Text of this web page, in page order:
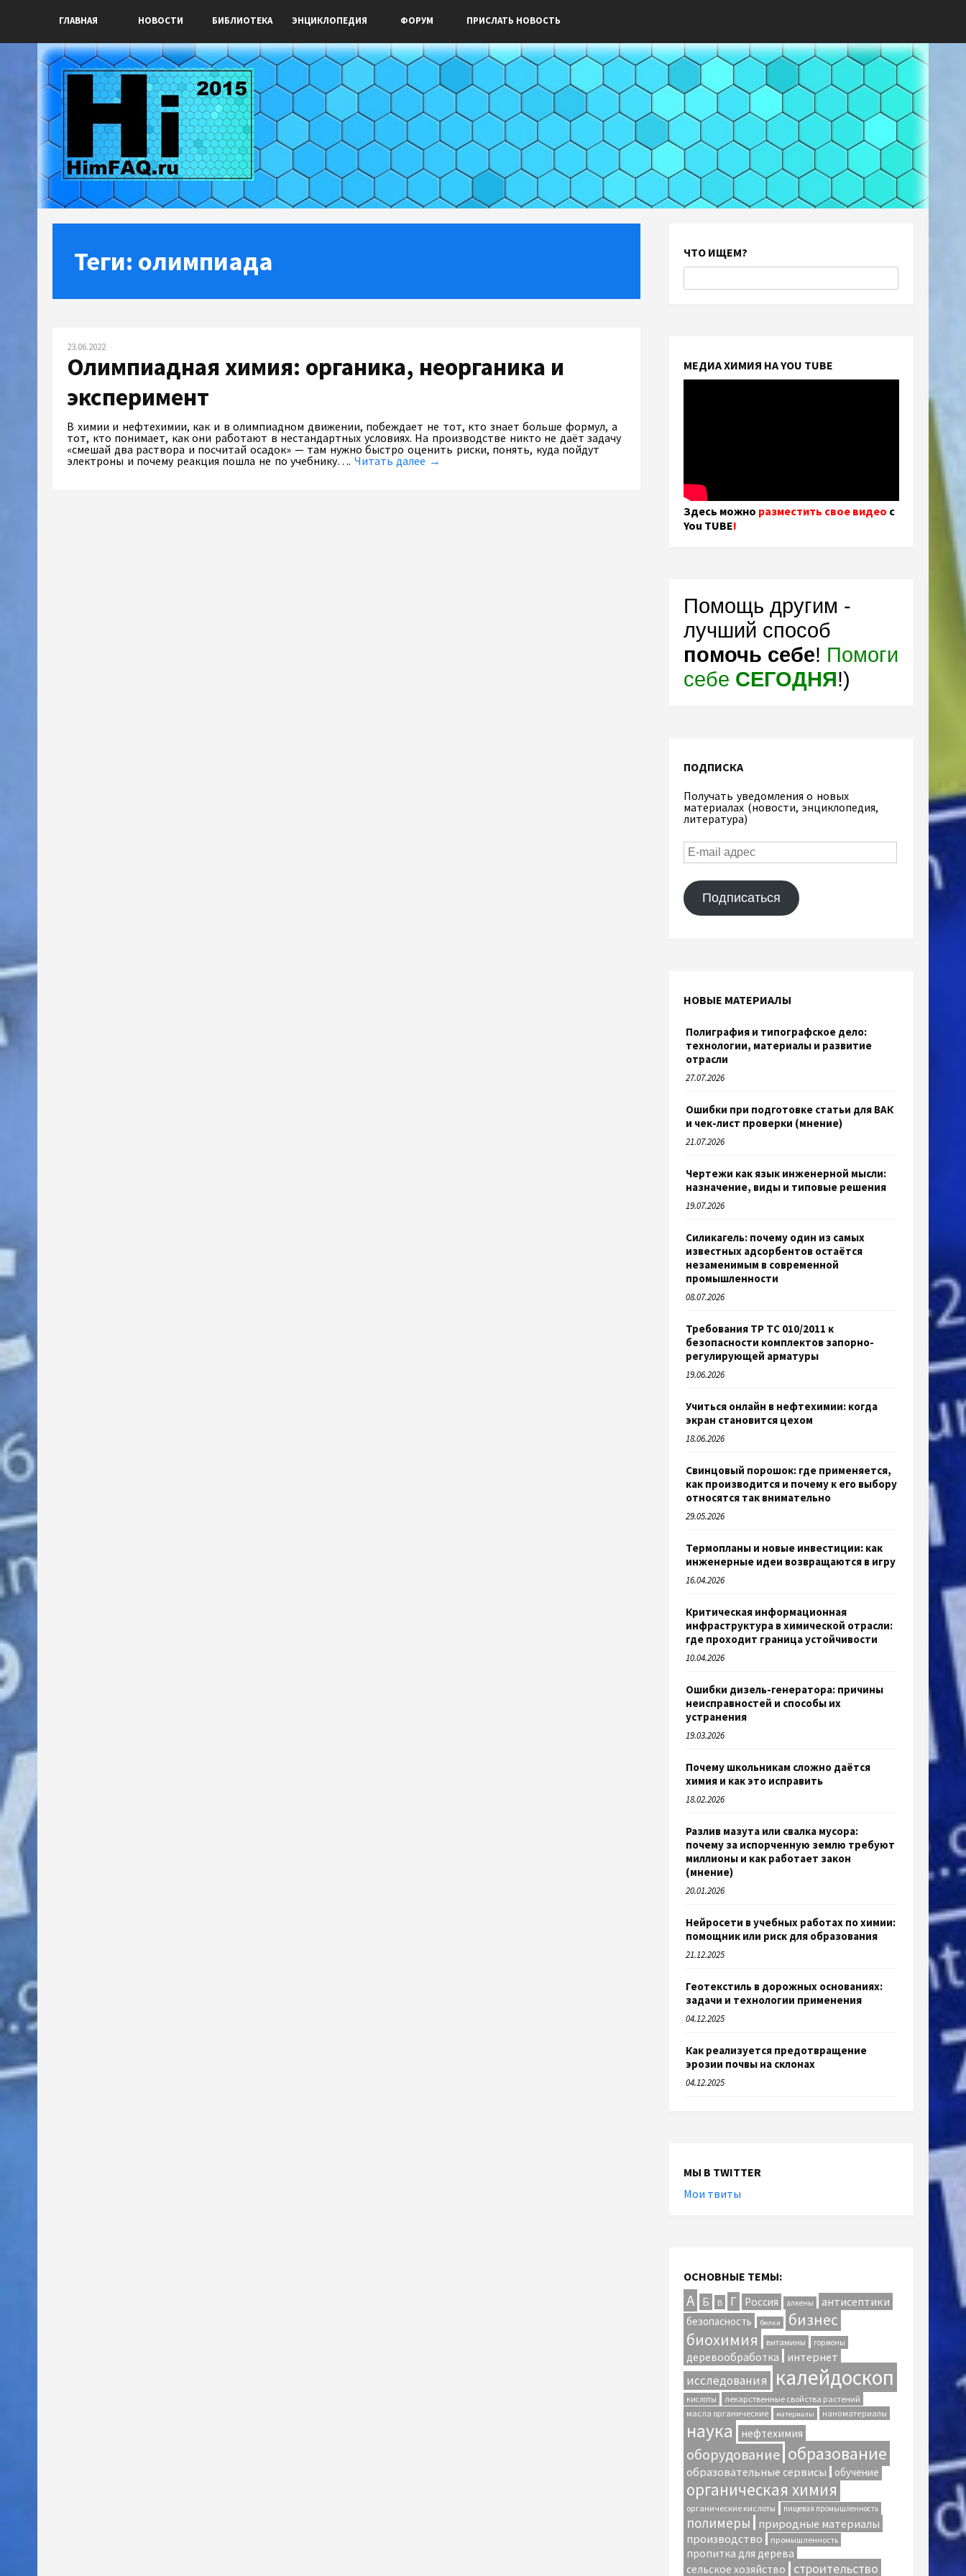
ГЛАВНАЯ НОВОСТИ БИБЛИОТЕКА ЭНЦИКЛОПЕДИЯ ФОРУМ ПРИСЛАТЬ НОВОСТЬ
Теги: олимпиада
23.06.2022
Олимпиадная химия: органика, неорганика и
эксперимент
В химии и нефтехимии, как и в олимпиадном движении, побеждает не тот, кто знает больше формул, а
тот, кто понимает, как они работают в нестандартных условиях. На производстве никто не даёт задачу
«смешай два раствора и посчитай осадок» — там нужно быстро оценить риски, понять, куда пойдут
электроны и почему реакция пошла не по учебнику…. Читать далее →
ЧТО ИЩЕМ?
МЕДИА ХИМИЯ НА YOU TUBE
Здесь можно разместить свое видео с
You TUBE!
Помощь другим -
лучший способ
помочь себе! Помоги
себе СЕГОДНЯ!)
ПОДПИСКА
Получать уведомления о новых
материалах (новости, энциклопедия,
литература)
Подписаться
НОВЫЕ МАТЕРИАЛЫ
Полиграфия и типографское дело:
технологии, материалы и развитие
отрасли
27.07.2026
Ошибки при подготовке статьи для ВАК
и чек-лист проверки (мнение)
21.07.2026
Чертежи как язык инженерной мысли:
назначение, виды и типовые решения
19.07.2026
Силикагель: почему один из самых
известных адсорбентов остаётся
незаменимым в современной
промышленности
08.07.2026
Требования ТР ТС 010/2011 к
безопасности комплектов запорно-
регулирующей арматуры
19.06.2026
Учиться онлайн в нефтехимии: когда
экран становится цехом
18.06.2026
Свинцовый порошок: где применяется,
как производится и почему к его выбору
относятся так внимательно
29.05.2026
Термопланы и новые инвестиции: как
инженерные идеи возвращаются в игру
16.04.2026
Критическая информационная
инфраструктура в химической отрасли:
где проходит граница устойчивости
10.04.2026
Ошибки дизель-генератора: причины
неисправностей и способы их
устранения
19.03.2026
Почему школьникам сложно даётся
химия и как это исправить
18.02.2026
Разлив мазута или свалка мусора:
почему за испорченную землю требуют
миллионы и как работает закон
(мнение)
20.01.2026
Нейросети в учебных работах по химии:
помощник или риск для образования
21.12.2025
Геотекстиль в дорожных основаниях:
задачи и технологии применения
04.12.2025
Как реализуется предотвращение
эрозии почвы на склонах
04.12.2025
МЫ В TWITTER
Мои твиты
ОСНОВНЫЕ ТЕМЫ:
А Б В Г Россия алкены антисептики
безопасность белки бизнес
биохимия витамины гормоны
деревообработка интернет
исследования калейдоскоп
кислоты
лекарственные свойства растений
масла органические
материалы наноматериалы
наука нефтехимия
оборудование образование
образовательные сервисы обучение
органическая химия
органические кислоты пищевая промышленность
полимеры
природные материалы
производство
промышленность
пропитка для дерева
сельское хозяйство
строительство